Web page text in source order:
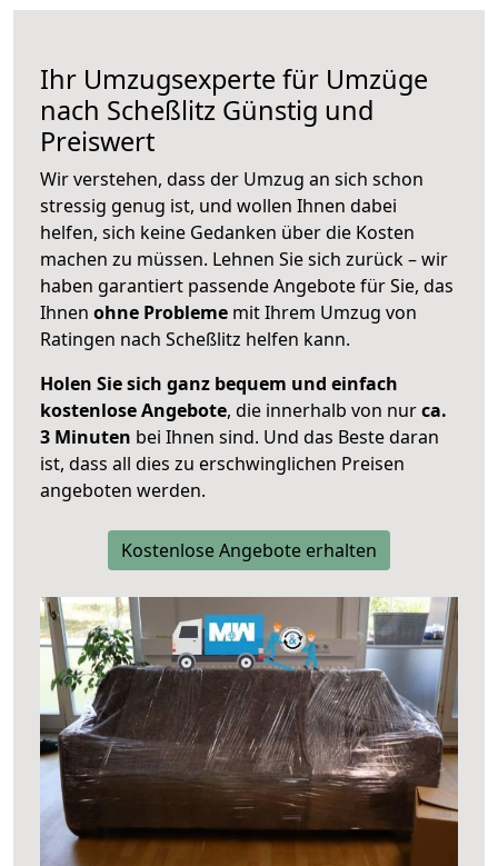
Ihr Umzugsexperte für Umzüge
nach Scheßlitz Günstig und
Preiswert
Wir verstehen, dass der Umzug an sich schon
stressig genug ist, und wollen Ihnen dabei
helfen, sich keine Gedanken über die Kosten
machen zu müssen. Lehnen Sie sich zurück – wir
haben garantiert passende Angebote für Sie, das
Ihnen ohne Probleme mit Ihrem Umzug von
Ratingen nach Scheßlitz helfen kann.
Holen Sie sich ganz bequem und einfach
kostenlose Angebote, die innerhalb von nurca.
3 Minuten bei Ihnen sind. Und das Beste daran
ist, dass all dies zu erschwinglichen Preisen
angeboten werden.
Kostenlose Angebote erhalten